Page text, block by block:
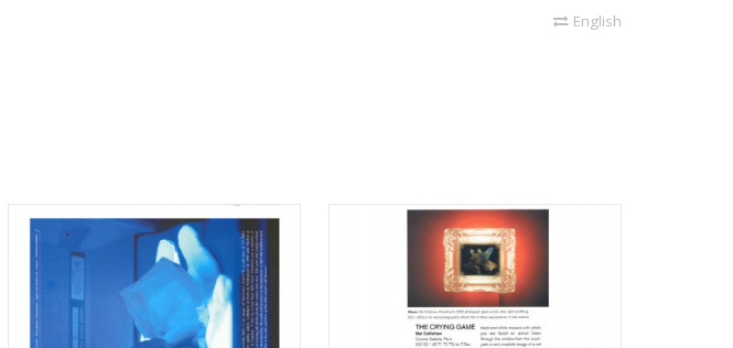
English